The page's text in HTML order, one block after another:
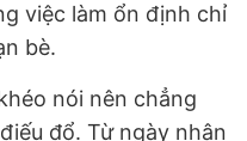
việc làm ổn định chỉ
bè.
nói nên chẳng
đổ. Từ ngày nhận